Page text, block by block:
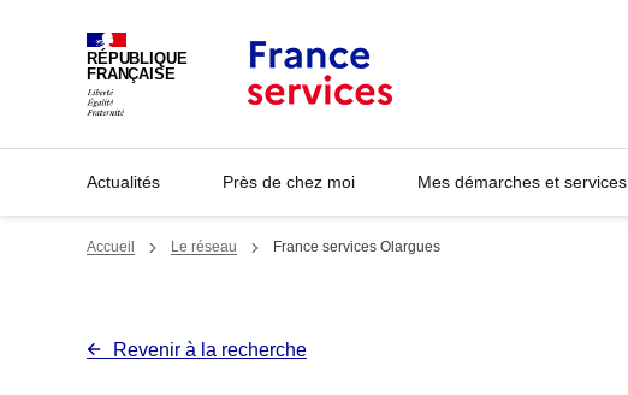
RÉPUBLIQUE
FRANÇAISE
Actualités Près de chez moi Mes démarches et services
Accueil Le réseau France services Olargues
Revenir à la recherche